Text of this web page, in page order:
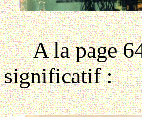
A la page
significatif :